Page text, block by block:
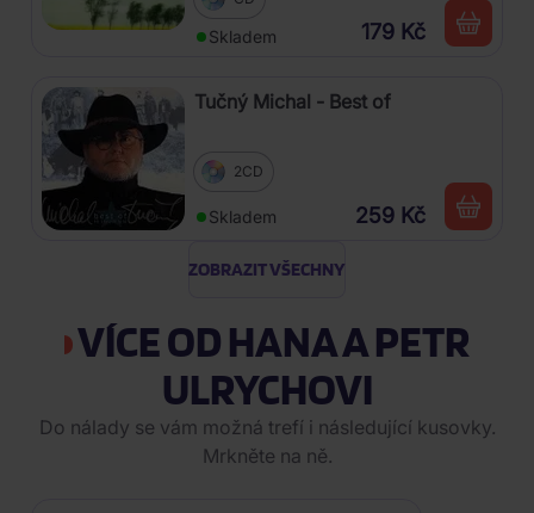
Skladem 179 Kč
Tučný Michal - Best of
2CD
Skladem 259 Kč
ZOBRAZIT VŠECHNY
VÍCE OD HANA A PETR
ULRYCHOVI
Do nálady se vám možná trefí i následující kusovky.
Mrkněte na ně.